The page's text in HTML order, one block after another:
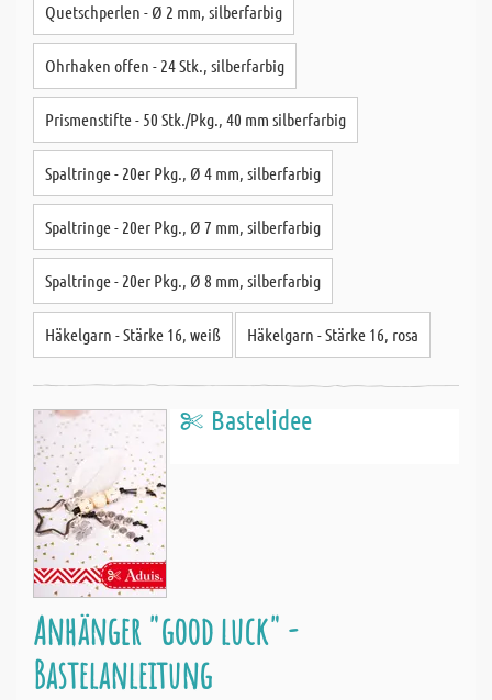
Quetschperlen - Ø 2 mm, silberfarbig
Ohrhaken offen - 24 Stk., silberfarbig
Prismenstifte - 50 Stk./Pkg., 40 mm silberfarbig
Spaltringe - 20er Pkg., Ø 4 mm, silberfarbig
Spaltringe - 20er Pkg., Ø 7 mm, silberfarbig
Spaltringe - 20er Pkg., Ø 8 mm, silberfarbig
Häkelgarn - Stärke 16, weiß Häkelgarn - Stärke 16, rosa
Bastelidee
Anhänger "good luck" -
Bastelanleitung